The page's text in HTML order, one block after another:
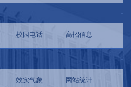
校园电话 高招信息
效实气象 网站统计